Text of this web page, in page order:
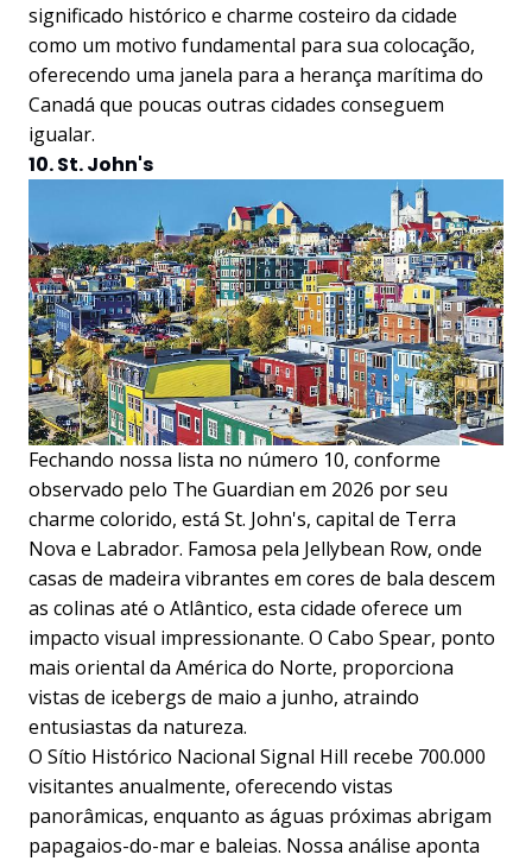
significado histórico e charme costeiro da cidade
como um motivo fundamental para sua colocação,
oferecendo uma janela para a herança marítima do
Canadá que poucas outras cidades conseguem
igualar.
10. St. John's
Fechando nossa lista no número 10, conforme
observado pelo The Guardian em 2026 por seu
charme colorido, está St. John's, capital de Terra
Nova e Labrador. Famosa pela Jellybean Row, onde
casas de madeira vibrantes em cores de bala descem
as colinas até o Atlântico, esta cidade oferece um
impacto visual impressionante. O Cabo Spear, ponto
mais oriental da América do Norte, proporciona
vistas de icebergs de maio a junho, atraindo
entusiastas da natureza.
O Sítio Histórico Nacional Signal Hill recebe 700.000
visitantes anualmente, oferecendo vistas
panorâmicas, enquanto as águas próximas abrigam
papagaios-do-mar e baleias. Nossa análise aponta